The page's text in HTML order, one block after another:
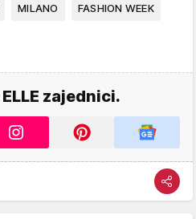
MILANO FASHION WEEK
zajednici.